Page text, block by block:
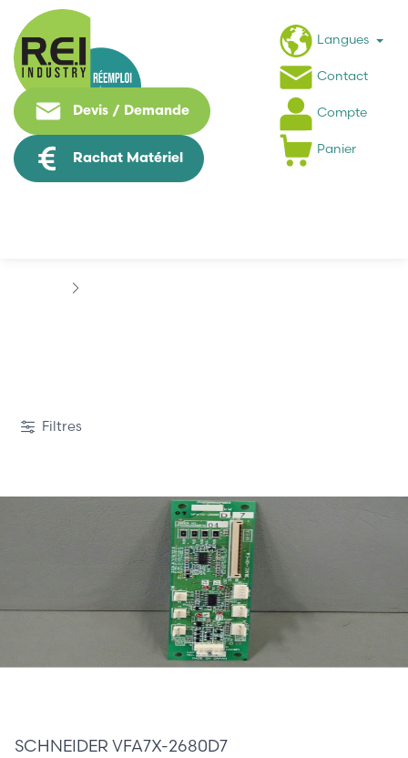
Devis / Demande
Rachat Matériel
Langues
Contact
Compte
Panier
Filtres
SCHNEIDER VFA7X-2680D7